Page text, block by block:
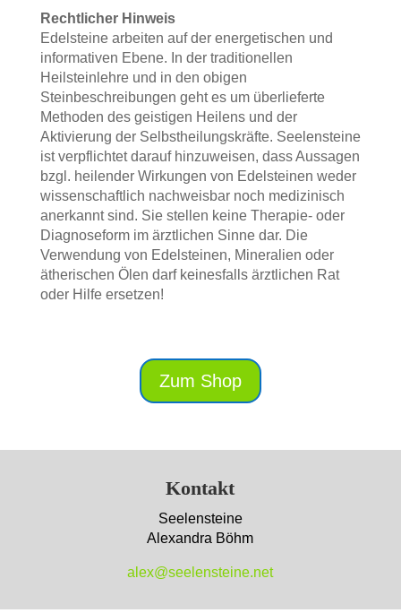
Rechtlicher Hinweis
Edelsteine arbeiten auf der energetischen und
informativen Ebene. In der traditionellen
Heilsteinlehre und in den obigen
Steinbeschreibungen geht es um überlieferte
Methoden des geistigen Heilens und der
Aktivierung der Selbstheilungskräfte. Seelensteine
ist verpflichtet darauf hinzuweisen, dass Aussagen
bzgl. heilender Wirkungen von Edelsteinen weder
wissenschaftlich nachweisbar noch medizinisch
anerkannt sind. Sie stellen keine Therapie- oder
Diagnoseform im ärztlichen Sinne dar. Die
Verwendung von Edelsteinen, Mineralien oder
ätherischen Ölen darf keinesfalls ärztlichen Rat
oder Hilfe ersetzen!
Zum Shop
Kontakt
Seelensteine
Alexandra Böhm
alex@seelensteine.net